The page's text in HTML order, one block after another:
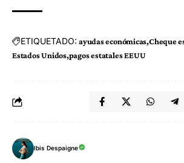
ETIQUETADO: ayudas económicas Cheque
Estados Unidos pagos estatales EEUU
Ibis Despaigne